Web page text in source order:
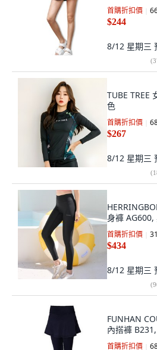
首購折扣價
$244
8/12 星期三
(
TUBE TREE
色
首購折扣價
$267
8/12 星期三
(
身褲 AG600,
首購折扣價 31
$434
8/12 星期三
(
FUNHAN
內搭褲
首購折扣價